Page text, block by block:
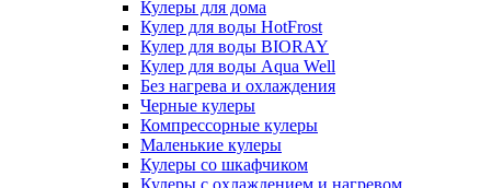
Кулеры для дома
Кулер для воды HotFrost
Кулер для воды BIORAY
Кулер для воды Aqua Well
Без нагрева и охлаждения
Черные кулеры
Компрессорные кулеры
Маленькие кулеры
Кулеры со шкафчиком
Кулеры с охлаждением и нагревом